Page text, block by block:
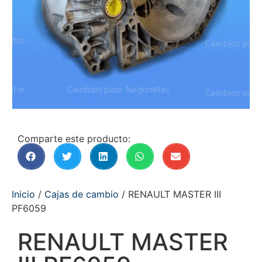
Comparte este producto:
Inicio / Cajas de cambio / RENAULT MASTER III
PF6059
RENAULT MASTER